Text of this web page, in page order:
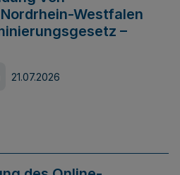
Westfalen
–
21.07.2026